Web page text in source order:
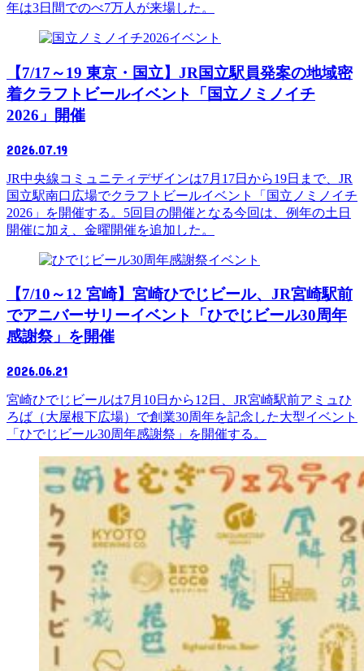
年は3日間でのべ7万人が来場した。
イベント
【7/17～19 東京・国立】JR国立駅員発案の地域密
着クラフトビールイベント「国立ノミノイチ
2026」開催
2026.07.19
JR中央線コミュニティデザインは7月17日から19日まで、JR
国立駅南口広場でクラフトビールイベント「国立ノミノイチ
2026」を開催する。5回目の開催となる今回は、例年の土日
開催に加え、金曜開催を追加した。
イベント
【7/10～12 宮崎】宮崎ひでじビール、JR宮崎駅前
でアニバーサリーイベント「ひでじビール30周年
感謝祭」を開催
2026.06.21
宮崎ひでじビールは7月10日から12日、JR宮崎駅前アミュひ
ろば（大屋根下広場）で創業30周年を記念した大型イベント
「ひでじビール30周年感謝祭」を開催する。